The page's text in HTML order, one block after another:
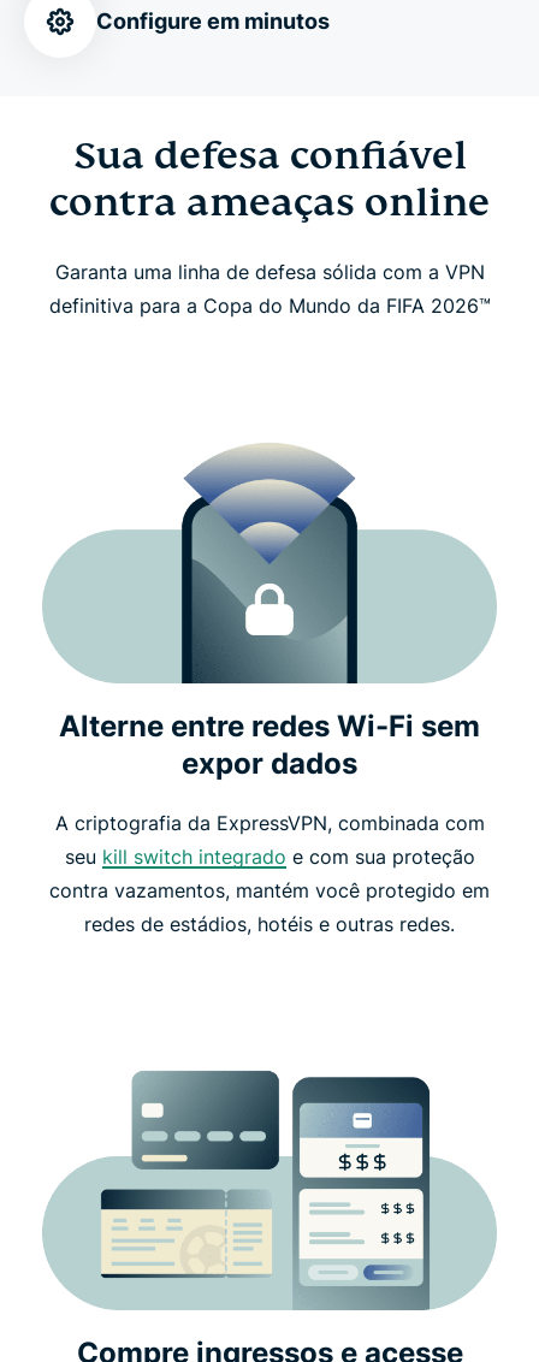
Baixe a ExpressVPN em minutos
identidade e muito mais
O que nossos fãs ao redor do mundo dizem sobre
Perguntas frequentes
Configure em minutos
Sua defesa confiável
contra ameaças online
Garanta uma linha de defesa sólida com a VPN
definitiva para a Copa do Mundo da FIFA 2026™
Alterne entre redes Wi-Fi sem
expor dados
A criptografia da ExpressVPN, combinada com
seu kill switch integrado e com sua proteção
contra vazamentos, mantém você protegido em
redes de estádios, hotéis e outras redes.
Compre ingressos e acesse